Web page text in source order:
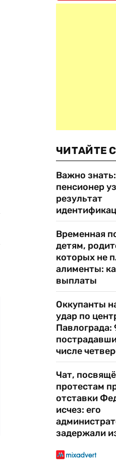
ЧИТАЙТЕ
Важно
пенсионер
результат
Временная
детям,
которых не
алименты:
выплаты
Оккупанты
удар по
Павлограда:
числе
Чат,
протестам
отставки
исчез: его
задержали